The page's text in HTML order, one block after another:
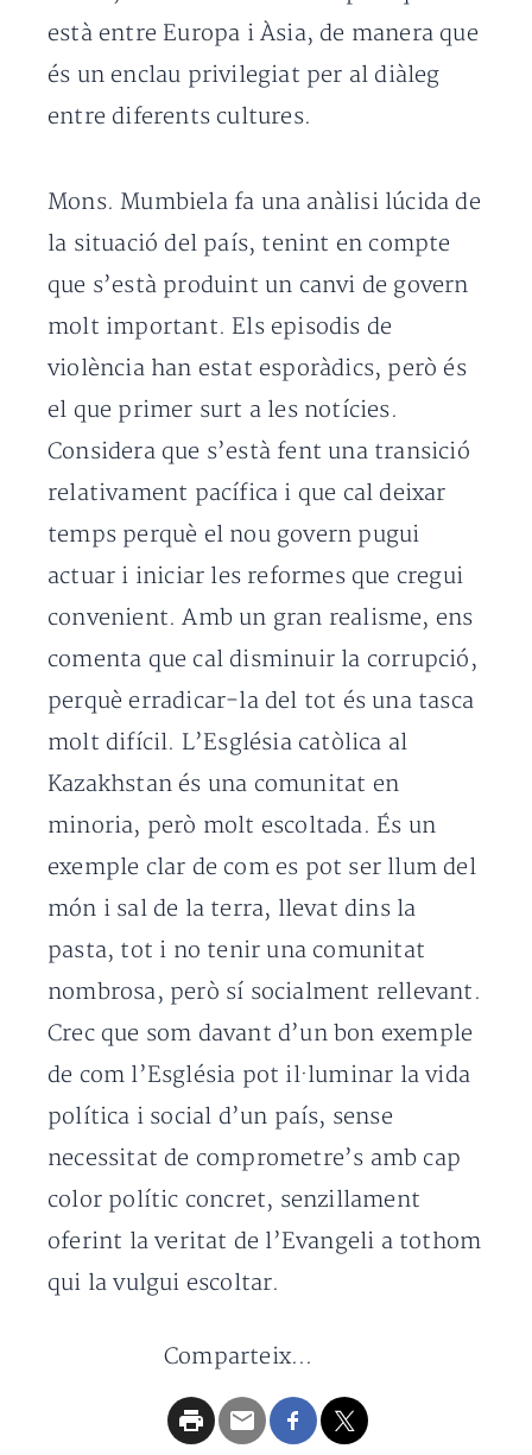
està entre Europa i Àsia, de manera que
és un enclau privilegiat per al diàleg
entre diferents cultures.
Mons. Mumbiela fa una anàlisi lúcida de
la situació del país, tenint en compte
que s’està produint un canvi de govern
molt important. Els episodis de
violència han estat esporàdics, però és
el que primer surt a les notícies.
Considera que s’està fent una transició
relativament pacífica i que cal deixar
temps perquè el nou govern pugui
actuar i iniciar les reformes que cregui
convenient. Amb un gran realisme, ens
comenta que cal disminuir la corrupció,
perquè erradicar-la del tot és una tasca
molt difícil. L’Església catòlica al
Kazakhstan és una comunitat en
minoria, però molt escoltada. És un
exemple clar de com es pot ser llum del
món i sal de la terra, llevat dins la
pasta, tot i no tenir una comunitat
nombrosa, però sí socialment rellevant.
Crec que som davant d’un bon exemple
de com l’Església pot il·luminar la vida
política i social d’un país, sense
necessitat de comprometre’s amb cap
color polític concret, senzillament
oferint la veritat de l’Evangeli a tothom
qui la vulgui escoltar.
Comparteix...